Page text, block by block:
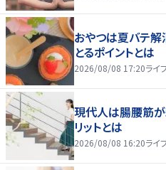
おやつは夏バテ解
とるポイントとは
2026/08/08 17:20ライ
現代人は腸腰筋が
リットとは
2026/08/08 16:20ライ